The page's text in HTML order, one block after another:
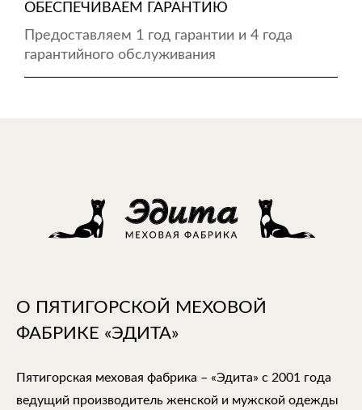
ОБЕСПЕЧИВАЕМ ГАРАНТИЮ
Предоставляем 1 год гарантии и 4 года
гарантийного обслуживания
О ПЯТИГОРСКОЙ МЕХОВОЙ
ФАБРИКЕ «ЭДИТА»
Пятигорская меховая фабрика – «Эдита» с 2001 года
ведущий производитель женской и мужской одежды